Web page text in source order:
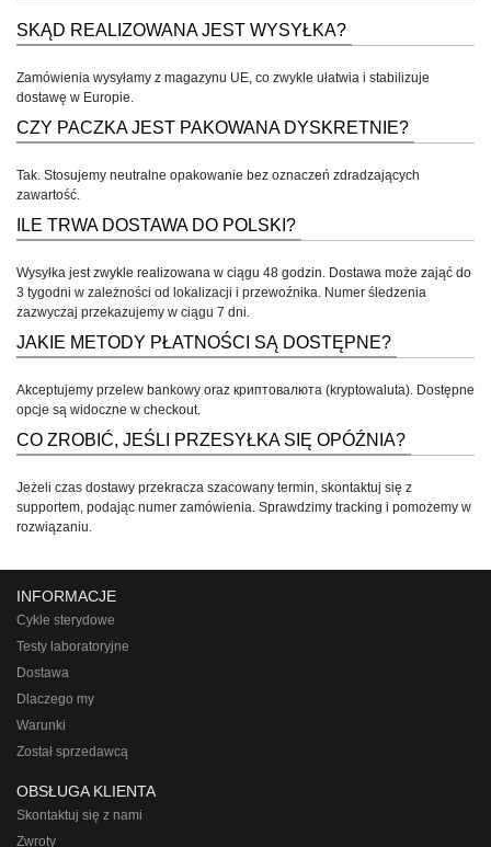
SKĄD REALIZOWANA JEST WYSYŁKA?
Zamówienia wysyłamy z magazynu UE, co zwykle ułatwia i stabilizuje
dostawę w Europie.
CZY PACZKA JEST PAKOWANA DYSKRETNIE?
Tak. Stosujemy neutralne opakowanie bez oznaczeń zdradzających
zawartość.
ILE TRWA DOSTAWA DO POLSKI?
Wysyłka jest zwykle realizowana w ciągu 48 godzin. Dostawa może zająć do
3 tygodni w zależności od lokalizacji i przewoźnika. Numer śledzenia
zazwyczaj przekazujemy w ciągu 7 dni.
JAKIE METODY PŁATNOŚCI SĄ DOSTĘPNE?
Akceptujemy przelew bankowy oraz криптовалюта (kryptowaluta). Dostępne
opcje są widoczne w checkout.
CO ZROBIĆ, JEŚLI PRZESYŁKA SIĘ OPÓŹNIA?
Jeżeli czas dostawy przekracza szacowany termin, skontaktuj się z
supportem, podając numer zamówienia. Sprawdzimy tracking i pomożemy w
rozwiązaniu.
INFORMACJE
Cykle sterydowe
Testy laboratoryjne
Dostawa
Dlaczego my
Warunki
Został sprzedawcą
OBSŁUGA KLIENTA
Skontaktuj się z nami
Zwroty